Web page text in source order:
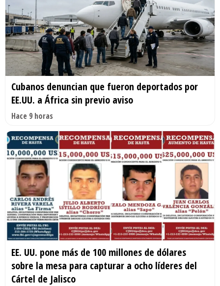
Cubanos denuncian que fueron deportados por
EE.UU. a África sin previo aviso
Hace 9 horas
EE. UU. pone más de 100 millones de dólares
sobre la mesa para capturar a ocho líderes del
Cártel de Jalisco